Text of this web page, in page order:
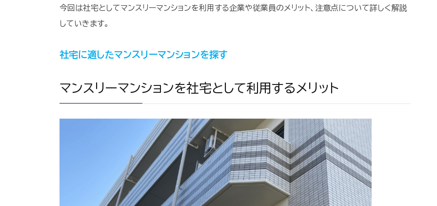
今回は社宅としてマンスリーマンションを利用する企業や従業員のメリット、注意点について詳しく解説
していきます。
社宅に適したマンスリーマンションを探す
マンスリーマンションを社宅として利用するメリット